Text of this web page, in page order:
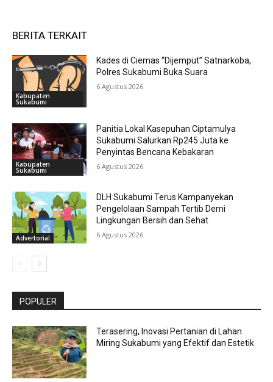
BERITA TERKAIT
Kabupaten
Sukabumi
Kades di Ciemas “Dijemput” Satnarkoba,
Polres Sukabumi Buka Suara
6 Agustus 2026
Kabupaten
Sukabumi
Panitia Lokal Kasepuhan Ciptamulya
Sukabumi Salurkan Rp245 Juta ke
Penyintas Bencana Kebakaran
6 Agustus 2026
Advertorial
DLH Sukabumi Terus Kampanyekan
Pengelolaan Sampah Tertib Demi
Lingkungan Bersih dan Sehat
6 Agustus 2026
POPULER
Terasering, Inovasi Pertanian di Lahan
Miring Sukabumi yang Efektif dan Estetik